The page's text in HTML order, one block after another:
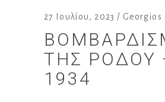
27 Ιουλίου, 2023 Georgios
ΤΗΣ ΡΌΔΟΥ
1934